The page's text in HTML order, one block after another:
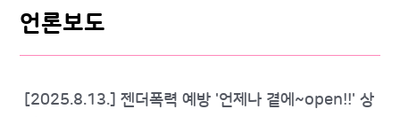
언론보도
[2025.8.13.] 젠더폭력 예방 '언제나 곁에~open!!' 상